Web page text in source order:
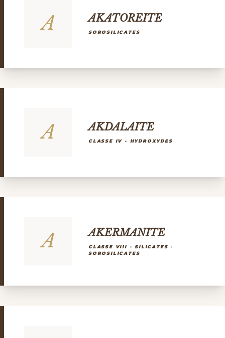
A AKATOREITE
SOROSILICATES
A AKDALAITE
CLASSE IV - HYDROXYDES
A AKERMANITE
CLASSE VIII - SILICATES -
SOROSILICATES